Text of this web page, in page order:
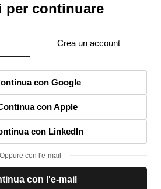
per continuare
Crea un account
con Google
con Apple
con LinkedIn
Oppure con l'e-mail
con l'e-mail